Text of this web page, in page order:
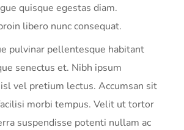
quisque egestas diam.
libero nunc consequat.
pulvinar pellentesque habitant
senectus et. Nibh ipsum
vel pretium lectus. Accumsan sit
morbi tempus. Velit ut tortor
suspendisse potenti nullam ac